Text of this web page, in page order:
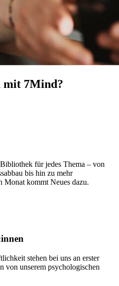
mit 7Mind?
für jedes Thema – von
bis hin zu mehr
Monat kommt Neues dazu.
stehen bei uns an erster
von unserem psychologischen